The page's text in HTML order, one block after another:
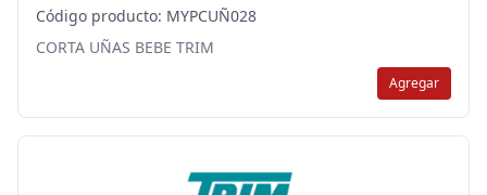
Código producto: MYPCUÑ028
CORTA UÑAS BEBE TRIM
Agregar